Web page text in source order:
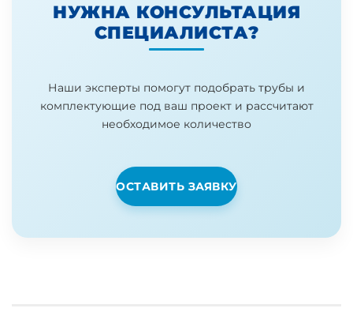
НУЖНА КОНСУЛЬТАЦИЯ
СПЕЦИАЛИСТА?
Наши эксперты помогут подобрать трубы и
комплектующие под ваш проект и рассчитают
необходимое количество
ОСТАВИТЬ ЗАЯВКУ